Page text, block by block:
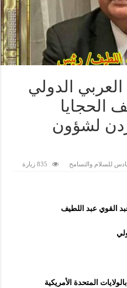
الدولي
الحجايا
لشؤون
للسلام والتسامح 835 زيارة
القوي عبد اللطيف
المتحدة الأمريكية